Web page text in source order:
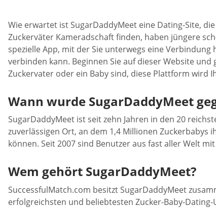
Wie erwartet ist SugarDaddyMeet eine Dating-Site,
Zuckerväter Kameradschaft finden, haben jüngere
spezielle App, mit der Sie unterwegs eine
verbinden kann. Beginnen Sie auf dieser Website und
Zuckervater oder ein Baby sind, diese Plattform wird
Wann wurde SugarDaddyMeet
SugarDaddyMeet ist seit zehn Jahren in den 20
zuverlässigen Ort, an dem 1,4 Millionen
können. Seit 2007 sind Benutzer aus fast aller Welt
Wem gehört SugarDaddyMeet?
SuccessfulMatch.com besitzt SugarDaddyMeet
erfolgreichsten und beliebtesten Zucker-Baby-